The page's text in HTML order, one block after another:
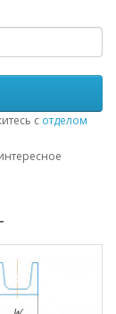
с отделом